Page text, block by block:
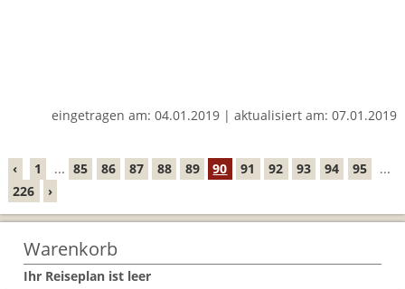
Reisen durch England und Wales per Minibus
Individuelle Familienreisen in Großbritannien
Links
Mietwagen & Verkehr
eingetragen am: 04.01.2019 | aktualisiert am: 07.01.2019
‹ 1 ... 85 86 87 88 89 90 91 92 93 94 95
...
226
›
Warenkorb
Ihr Reiseplan ist leer